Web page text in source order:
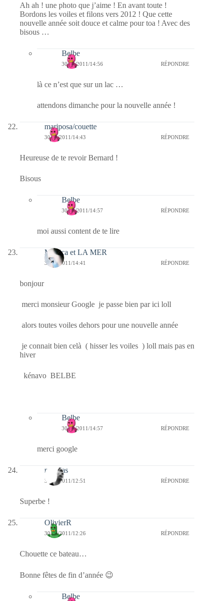
Ah ah ! une photo que j’aime ! En avant toute !
Bordons les voiles et filons vers 2012 ! Que cette
nouvelle année soit douce et calme pour toa ! Avec des
bisous …
Belbe
30/12/2011/14:56 RÉPONDRE
là ce n’est que sur un lac …
attendons dimanche pour la nouvelle année !
mariposa/couette
30/12/2011/14:43 RÉPONDRE
Heureuse de te revoir Bernard !
Bisous
Belbe
30/12/2011/14:57 RÉPONDRE
moi aussi content de te lire
Monica et LA MER
30/12/2011/14:41 RÉPONDRE
bonjour
merci monsieur Google je passe bien par ici loll
alors toutes voiles dehors pour une nouvelle année
je connait bien celà ( hisser les voiles ) loll mais pas en
hiver
kénavo BELBE
Belbe
30/12/2011/14:57 RÉPONDRE
merci google
mathias
30/12/2011/12:51 RÉPONDRE
Superbe !
OlivierR
30/12/2011/12:26 RÉPONDRE
Chouette ce bateau…
Bonne fêtes de fin d’année 😉
Belbe